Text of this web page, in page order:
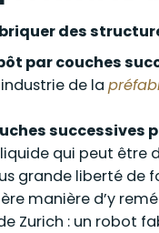
des
par couches
de la
successives
liquide qui peut être
grande liberté de
manière d’y
Zurich : un robot